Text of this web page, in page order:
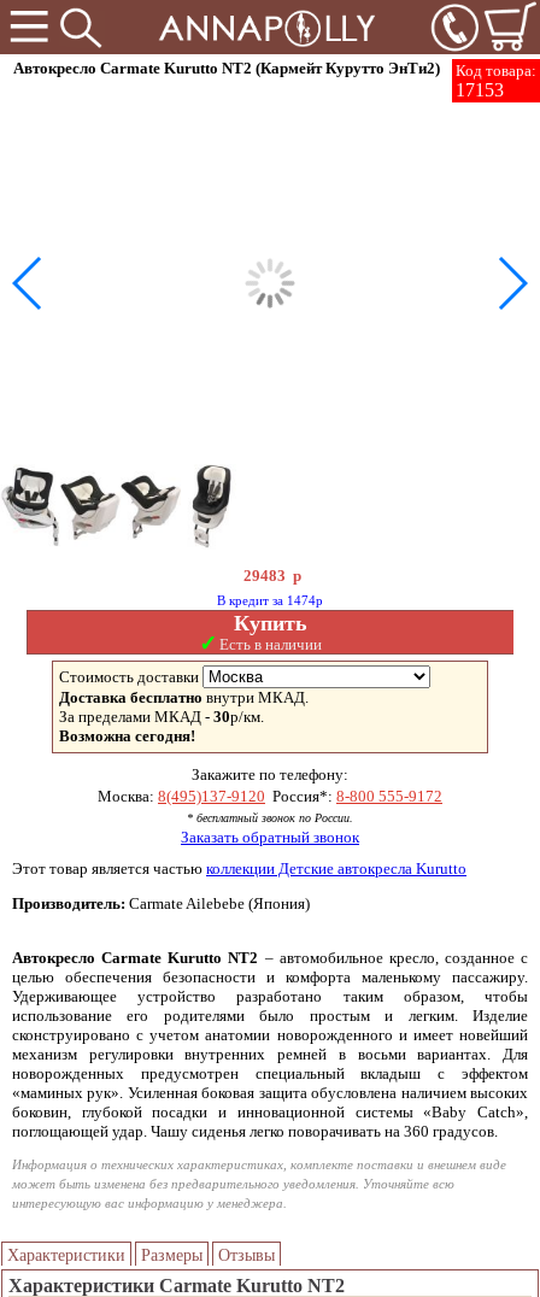
Код товара:
17153
Автокресло Carmate Kurutto NT2 (Кармейт Курутто ЭнТи2)
29483 р
В кредит за 1474р
Купить
✓ Есть в наличии
Стоимость доставки
Доставка бесплатно внутри МКАД.
За пределами МКАД - 30р/км.
Возможна сегодня!
Закажите по телефону:
Москва: 8(495)137-9120 Россия*: 8-800 555-9172
* бесплатный звонок по России.
Заказать обратный звонок
Этот товар является частью коллекции Детские автокресла Kurutto
Производитель: Carmate Ailebebe (Япония)
Автокресло Carmate Kurutto NT2 – автомобильное кресло, созданное с
целью обеспечения безопасности и комфорта маленькому пассажиру.
Удерживающее устройство разработано таким образом, чтобы
использование его родителями было простым и легким. Изделие
сконструировано с учетом анатомии новорожденного и имеет новейший
механизм регулировки внутренних ремней в восьми вариантах. Для
новорожденных предусмотрен специальный вкладыш с эффектом
«маминых рук». Усиленная боковая защита обусловлена наличием высоких
боковин, глубокой посадки и инновационной системы «Baby Catch»,
поглощающей удар. Чашу сиденья легко поворачивать на 360 градусов.
Информация о технических характеристиках, комплекте поставки и внешнем виде
может быть изменена без предварительного уведомления. Уточняйте всю
интересующую вас информацию у менеджера.
Характеристики Размеры Отзывы
Характеристики Carmate Kurutto NT2